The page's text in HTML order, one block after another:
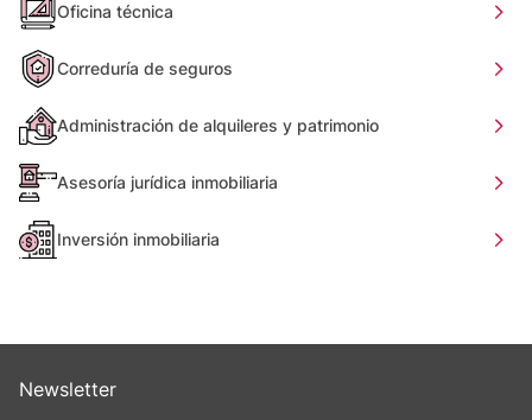
Oficina técnica
Correduría de seguros
Administración de alquileres y patrimonio
Asesoría jurídica inmobiliaria
Inversión inmobiliaria
Newsletter